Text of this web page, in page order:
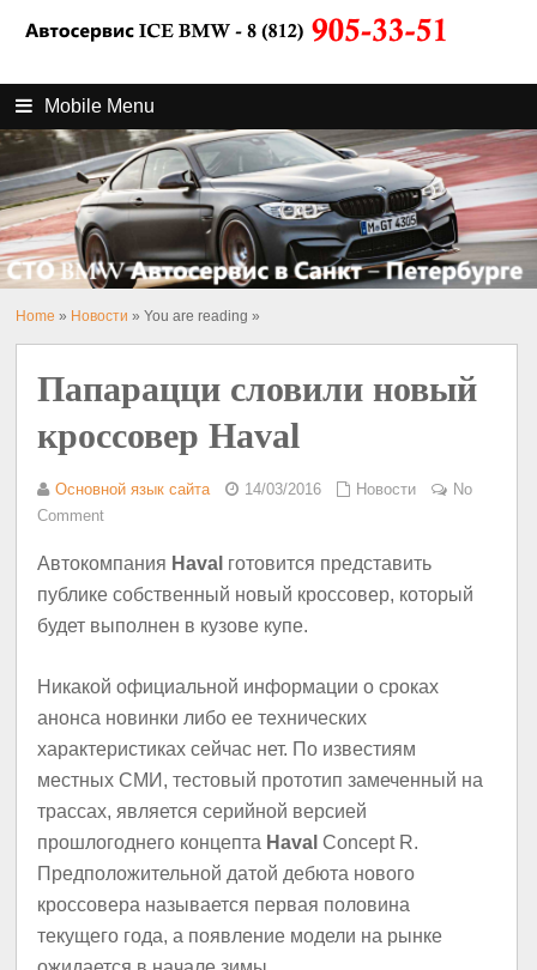
Mobile Menu
Home » Новости » You are reading »
Папарацци словили новый
кроссовер Haval
Основной язык сайта 14/03/2016 Новости
No
Comment
Автокомпания Haval готовится представить
публике собственный новый кроссовер, который
будет выполнен в кузове купе.
Никакой официальной информации о сроках
анонса новинки либо ее технических
характеристиках cейчас нет. По известиям
местных СМИ, тестовый прототип замеченный на
трассах, является серийной версией
прошлогоднего концепта Haval Concept R.
Предположительной датой дебюта нового
кроссовера называется первая половина
текущего года, а появление модели на рынке